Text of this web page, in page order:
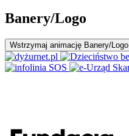
Banery/Logo
Wstrzymaj animację Banery/Logo